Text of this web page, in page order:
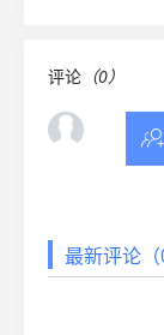
评论 （0）

最新评论（